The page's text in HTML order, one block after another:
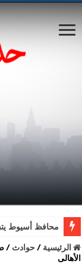
محافظ أسيوط
الرئيسية /حوادث /
الأهالى